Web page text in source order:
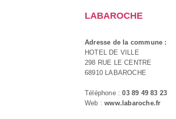
LABAROCHE
Adresse de la commune :
HOTEL DE VILLE
298 RUE LE CENTRE
68910 LABAROCHE
Téléphone :03 89 49 83 23
Web :www.labaroche.fr